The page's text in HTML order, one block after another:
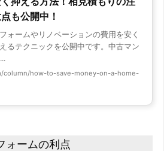
も公開中！
ォームやリノベーションの費用を安く
るテクニックを公開中です。中古マン
column/how-to-save-money-on-a-home-
ォームの利点